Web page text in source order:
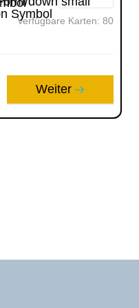
Verfügbare Karten: 80
Weiter